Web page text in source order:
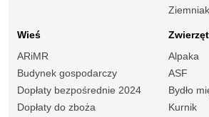
Wieś
ARiMR
Budynek gospodarczy
Dopłaty bezpośrednie 2024
Dopłaty do zboża
Alpaka
ASF
Bydło
Kurnik